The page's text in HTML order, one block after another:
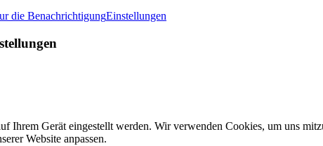
die BenachrichtigungEinstellungen
Ihrem Gerät eingestellt werden. Wir verwenden Cookies, um uns
Website anpassen.